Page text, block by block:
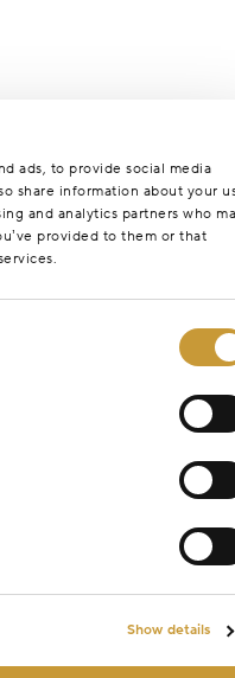
ads, to provide social media
share information about your
and analytics partners who
provided to them or that
Show details